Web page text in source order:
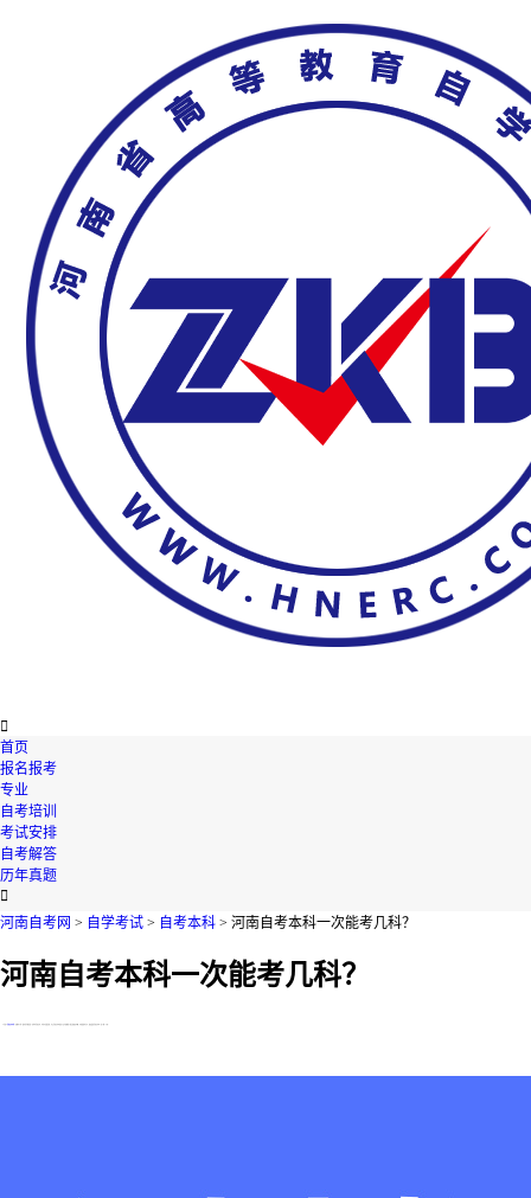

首页
报名报考
专业
自考培训
考试安排
自考解答
历年真题

河南自考网 > 自学考试 > 自考本科 > 河南自考本科一次能考几科？
河南自考本科一次能考几科？